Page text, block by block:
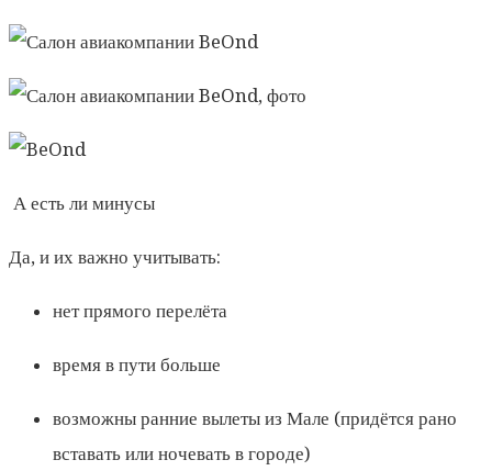
А есть ли минусы
Да, и их важно учитывать:
нет прямого перелёта
время в пути больше
возможны ранние вылеты из Мале (придётся рано
вставать или ночевать в городе)